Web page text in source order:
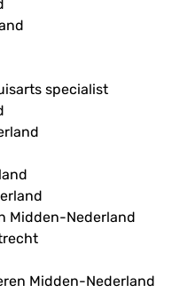
specialist
Midden-Nederland
Midden-Nederland